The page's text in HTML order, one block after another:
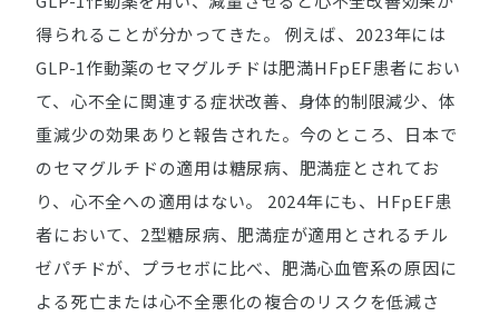
得られることが分かってきた。 例えば、2023年には
GLP-1作動薬のセマグルチドは肥満HFpEF患者におい
て、心不全に関連する症状改善、身体的制限減少、体
重減少の効果ありと報告された。今のところ、日本で
のセマグルチドの適用は糖尿病、肥満症とされてお
り、心不全への適用はない。 2024年にも、HFpEF患
者において、2型糖尿病、肥満症が適用とされるチル
ゼパチドが、プラセボに比べ、肥満心血管系の原因に
よる死亡または心不全悪化の複合のリスクを低減さ